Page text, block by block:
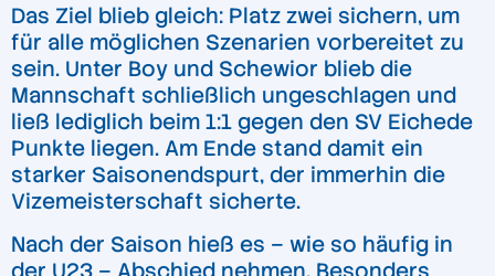
Das Ziel blieb gleich: Platz zwei sichern, um
für alle möglichen Szenarien vorbereitet zu
sein. Unter Boy und Schewior blieb die
Mannschaft schließlich ungeschlagen und
ließ lediglich beim 1:1 gegen den SV Eichede
Punkte liegen. Am Ende stand damit ein
starker Saisonendspurt, der immerhin die
Vizemeisterschaft sicherte.
Nach der Saison hieß es – wie so häufig in